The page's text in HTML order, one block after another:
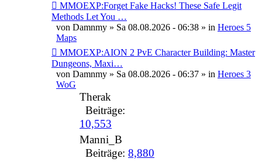
MMOEXP:Forget Fake Hacks! These Safe Legit
Methods Let You …
von Damnmy » Sa 08.08.2026 - 06:38 » in Heroes 5
Maps
MMOEXP:AION 2 PvE Character Building: Master
Dungeons, Maxi…
von Damnmy » Sa 08.08.2026 - 06:37 » in Heroes 3
WoG
Therak
Beiträge:
10,553
Manni_B
Beiträge: 8,880